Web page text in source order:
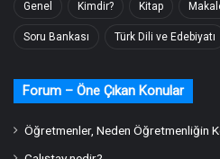
Genel Kimdir? Kitap
Soru Bankası Türk Dili ve Edebiyatı
Forum – Öne Çıkan Konular
Öğretmenler, Neden Öğretmenliğin